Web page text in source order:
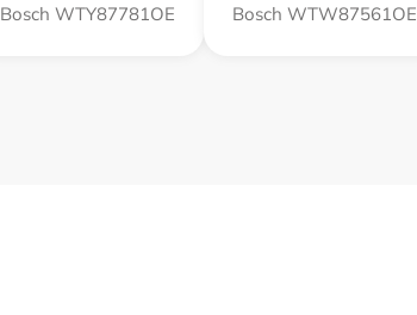
Bosch WTY87781OE Bosch WTW87561OE